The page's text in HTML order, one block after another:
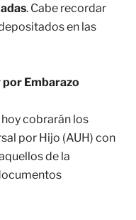
. Cabe recordar
en las
Embarazo
cobrarán los
por Hijo (AUH) con
de la